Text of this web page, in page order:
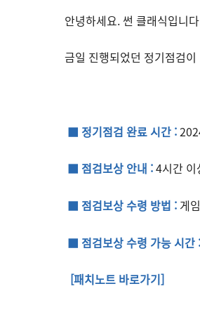
안녕하세요. 썬 클래식입니
금일 진행되었던 정기점검
■ 정기점검 완료 시간 :
■ 점검보상 안내 :4시간 이
■ 점검보상 수령 방법 : 게
■ 점검보상 수령 가능 시간 :
[패치노트 바로가기]